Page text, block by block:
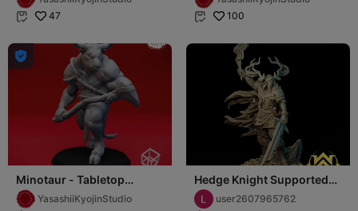
STL)
 47  100

Minotaur - Tabletop
Miniature (Pre-Supported
STL)YasashiiKyojinStudio
Hedge Knight Supported
for TableTop
user2607965762